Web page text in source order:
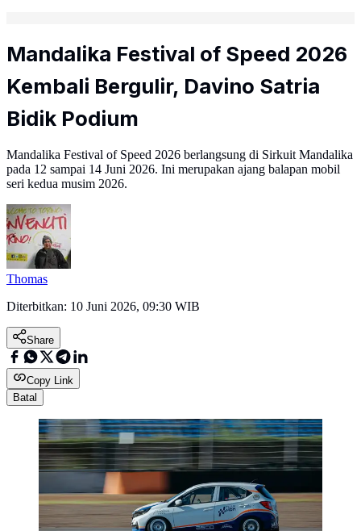
Mandalika Festival of Speed 2026
Kembali Bergulir, Davino Satria
Bidik Podium
Mandalika Festival of Speed 2026 berlangsung di Sirkuit Mandalika
pada 12 sampai 14 Juni 2026. Ini merupakan ajang balapan mobil
seri kedua musim 2026.
Thomas
Diterbitkan: 10 Juni 2026, 09:30 WIB
Share
Copy Link
Batal